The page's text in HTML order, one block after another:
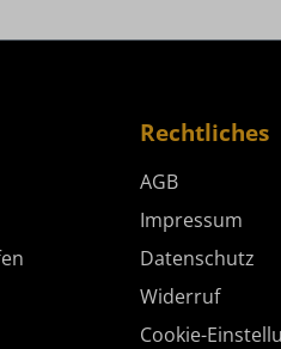
Rechtliches
AGB
Impressum
Datenschutz
Widerruf
Cookie-